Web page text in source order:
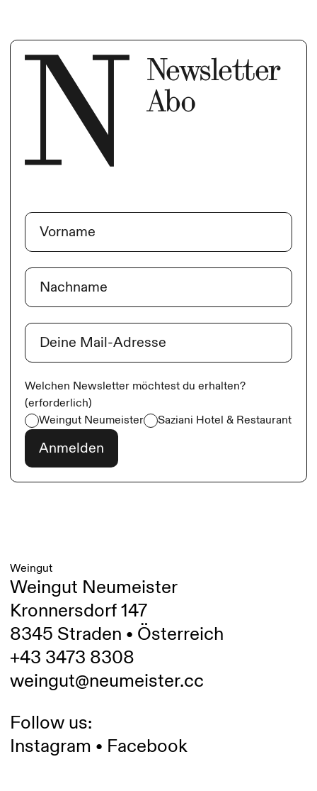
Newsletter
Abo
Name
E-Mail
Welchen Newsletter möchtest du erhalten?
(erforderlich)
Weingut Neumeister
Saziani Hotel & Restaurant
Weingut
Weingut Neumeister
Kronnersdorf 147
8345 Straden • Österreich
+43 3473 8308
weingut@neumeister.cc
Follow us:
Instagram • Facebook